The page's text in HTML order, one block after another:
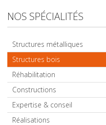
NOS SPÉCIALITÉS
Structures métalliques
Structures bois
Réhabilitation
Constructions
Expertise & conseil
Réalisations